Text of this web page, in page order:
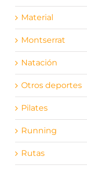
Material
Montserrat
Natación
Otros deportes
Pilates
Running
Rutas